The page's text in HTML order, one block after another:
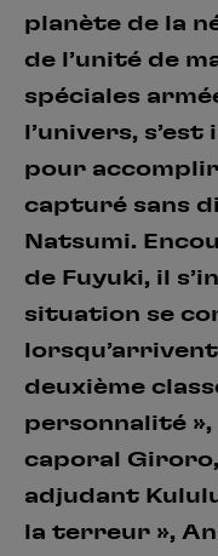
planète de la
de l’unité de
spéciales
l’univers,
pour
capturé sans
Natsumi.
de Fuyuki, il
situation se
deuxième
personnalité »,
caporal Giroro,
adjudant
la terreur »,